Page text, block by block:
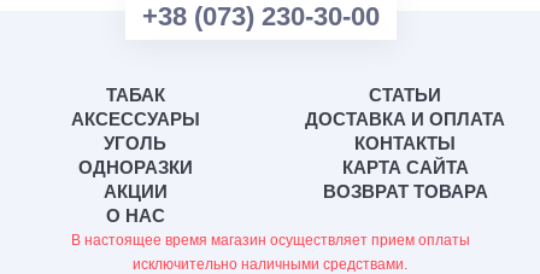
+38 (073) 230-30-00
ТАБАК
АКСЕССУАРЫ
УГОЛЬ
ОДНОРАЗКИ
АКЦИИ
О НАС
СТАТЬИ
ДОСТАВКА И ОПЛАТА
КОНТАКТЫ
КАРТА САЙТА
ВОЗВРАТ ТОВАРА
В настоящее время магазин осуществляет прием оплаты
исключительно наличными средствами.